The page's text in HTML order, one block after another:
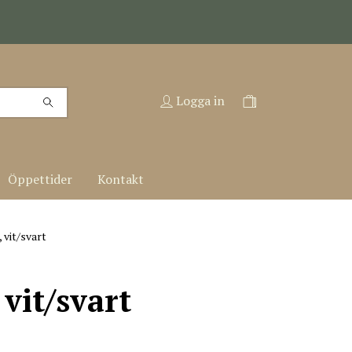
Logga in
Öppettider Kontakt
vit/svart
svart